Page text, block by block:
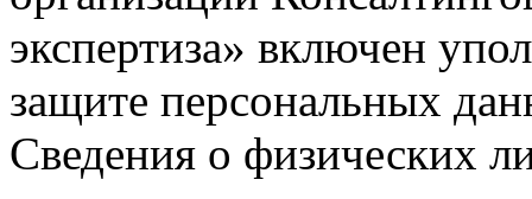
экспертиза» включен
защите персональных
Сведения о физических